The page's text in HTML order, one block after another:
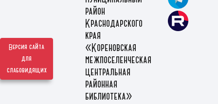
Версия сайта
для
слабовидящих
район
Краснодарского
края
«Кореновская
межпоселенческая
центральная
районная
библиотека»